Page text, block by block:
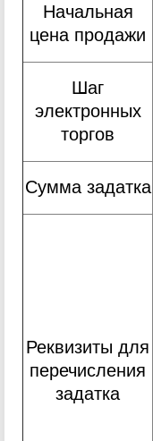
Начальная
цена продажи
Шаг
электронных
торгов
Сумма задатка
Реквизиты для
перечисления
задатка